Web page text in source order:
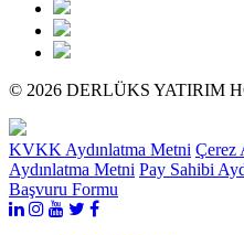
© 2026 DERLÜKS YATIRIM
KVKK Aydınlatma Metni Çerez
Aydınlatma Metni Pay Sahibi
Başvuru Formu